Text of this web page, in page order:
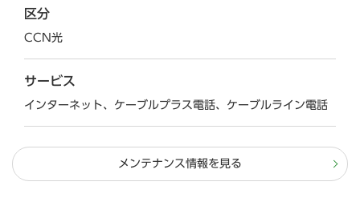
区分
CCN光
サービス
インターネット、ケーブルプラス電話、ケーブルライン電話
メンテナンス情報を見る